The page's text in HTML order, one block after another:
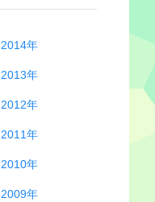
2014年
2013年
2012年
2011年
2010年
2009年